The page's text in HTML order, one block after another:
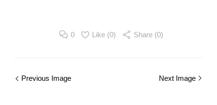
0 Like (0) Share (0)
Previous Image Next Image